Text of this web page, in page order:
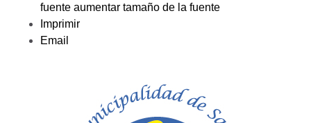
fuente aumentar tamaño de la fuente
Imprimir
Email